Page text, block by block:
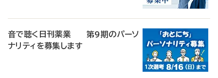
音で聴く日刊薬業 第9期のパーソ
ナリティを募集します